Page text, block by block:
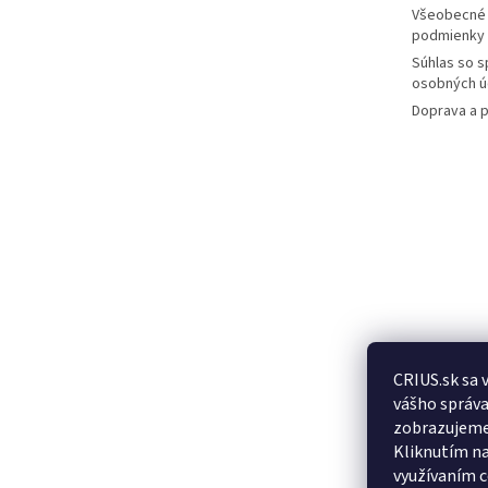
CRIUS.sk
vášho
Kliknutím
využívaním
podmienky
Súhlas so
osobných
Doprava a